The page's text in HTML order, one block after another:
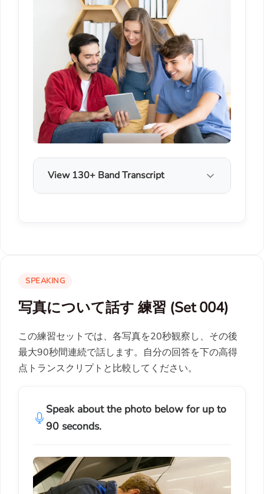
View 130+ Band Transcript
SPEAKING
写真について話す 練習 (Set 004)
この練習セットでは、各写真を20秒観察し、その後
最大90秒間連続で話します。自分の回答を下の高得
点トランスクリプトと比較してください。
Speak about the photo below for up to
90 seconds.